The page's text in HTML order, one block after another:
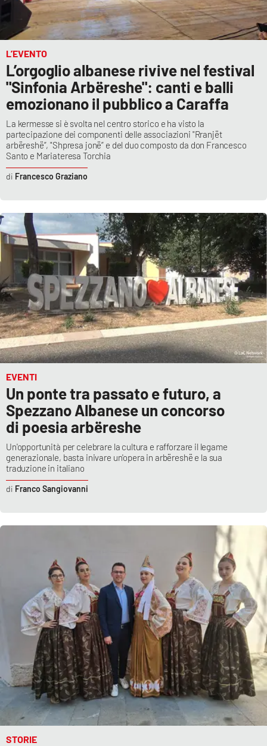
L’EVENTO
L’orgoglio albanese rivive nel festival
"Sinfonia Arbëreshe": canti e balli
emozionano il pubblico a Caraffa
La kermesse si è svolta nel centro storico e ha visto la
partecipazione dei componenti delle associazioni "Rranjët
arbëreshë”, "Shpresa jonë” e del duo composto da don Francesco
Santo e Mariateresa Torchia
Francesco Graziano
EVENTI
Un ponte tra passato e futuro, a
Spezzano Albanese un concorso
di poesia arbëreshe
Un'opportunità per celebrare la cultura e rafforzare il legame
generazionale, basta inivare un'opera in arbëreshë e la sua
traduzione in italiano
Franco Sangiovanni
STORIE